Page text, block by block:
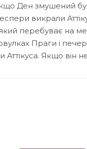
Ден змушений
викрали
який перебуває на
Праги і
Аттікуса. Якщо він